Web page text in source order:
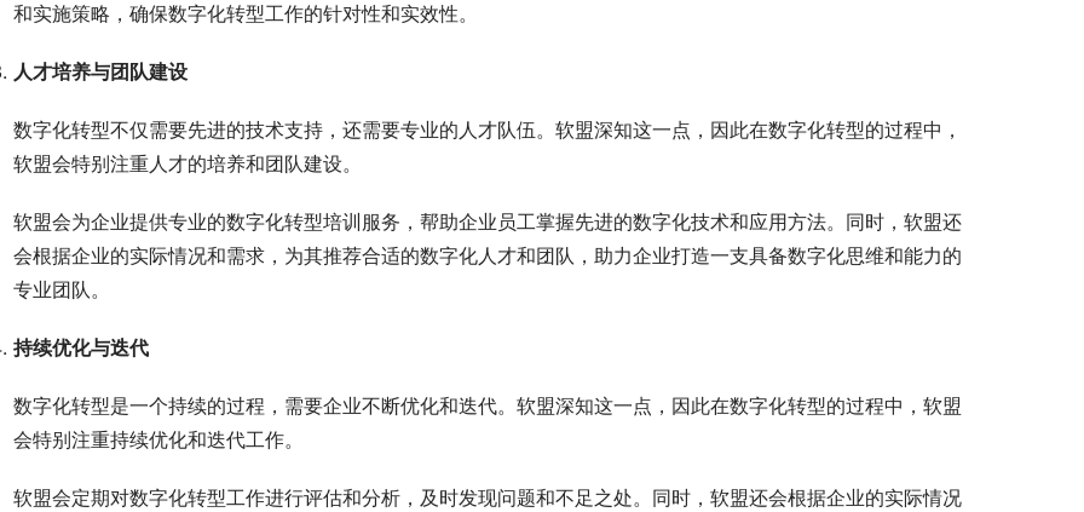
和实施策略，确保数字化转型工作的针对性和实效性。
人才培养与团队建设
数字化转型不仅需要先进的技术支持，还需要专业的人才队伍。软盟深知这一点，因此在数字化转型的过程中，
软盟会特别注重人才的培养和团队建设。
软盟会为企业提供专业的数字化转型培训服务，帮助企业员工掌握先进的数字化技术和应用方法。同时，软盟还
会根据企业的实际情况和需求，为其推荐合适的数字化人才和团队，助力企业打造一支具备数字化思维和能力的
专业团队。
持续优化与迭代
数字化转型是一个持续的过程，需要企业不断优化和迭代。软盟深知这一点，因此在数字化转型的过程中，软盟
会特别注重持续优化和迭代工作。
软盟会定期对数字化转型工作进行评估和分析，及时发现问题和不足之处。同时，软盟还会根据企业的实际情况